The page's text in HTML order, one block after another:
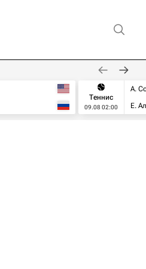
Теннис
09.08 02:00
А.
Е.